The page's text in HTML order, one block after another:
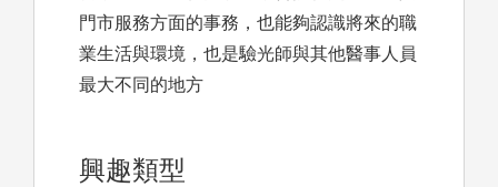
門市服務方面的事務，也能夠認識將來的職
業生活與環境，也是驗光師與其他醫事人員
最大不同的地方
興趣類型